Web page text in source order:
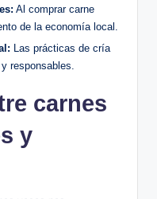
Al comprar carne
de la economía local.
Las prácticas de cría
responsables.
carnes
y